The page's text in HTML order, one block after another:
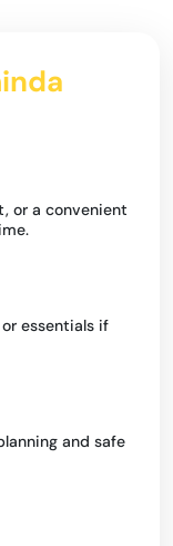
or a convenient
essentials if
and safe